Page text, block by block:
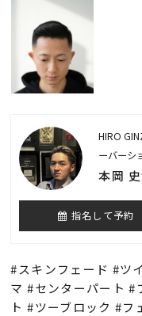
HIRO
ーバーシ
本岡
指名して予約
#スキンフェード #ツ
マ #センターパート #
ト #ツーブロック #